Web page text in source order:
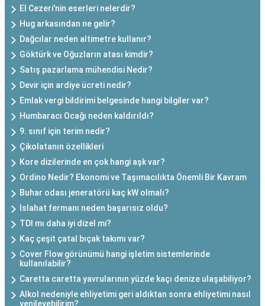
El Cezeri'nin eserleri nelerdir?
Hug arkasından ne gelir?
Dağcılar neden altimetre kullanır?
Göktürk ve Oğuzların atası kimdir?
Satış pazarlama mühendisi Nedir?
Devir için ardiye ücreti nedir?
Emlak vergi bildirimi belgesinde hangi bilgiler var?
Humbaracı Ocağı neden kaldırıldı?
9. sınıf için terim nedir?
Çikolatanın özellikleri
Kore dizilerinde en çok hangi aşk var?
Ordino Nedir? Ekonomi ve Taşımacılıkta Önemli Bir Kavram
Buhar odası jeneratörü kaç kW olmalı?
Islahat fermanı neden başarısız oldu?
TDI mı daha iyi dizel mi?
Kaç çeşit çatal bıçak takımı var?
Cover Flow görünümü hangi işletim sistemlerinde
kullanılabilir?
Caretta caretta yavrularının yüzde kaçı denize ulaşabiliyor?
Alkol nedeniyle ehliyetimi geri aldıktan sonra ehliyetimi nasıl
yenileyebilirim?